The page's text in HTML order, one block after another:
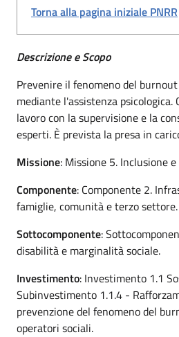
Torna alla pagina iniziale PNRR
Descrizione e Scopo
Prevenire il fenomeno del
mediante l'assistenza
lavoro con la supervisione e la
esperti. È prevista la presa in
Missione: Missione 5. Inclusione e
Componente: Componente 2.
famiglie, comunità e terzo settore.
Sottocomponente:
disabilità e marginalità sociale.
Investimento: Investimento 1.1
Subinvestimento 1.1.4 -
prevenzione del fenomeno del
operatori sociali.